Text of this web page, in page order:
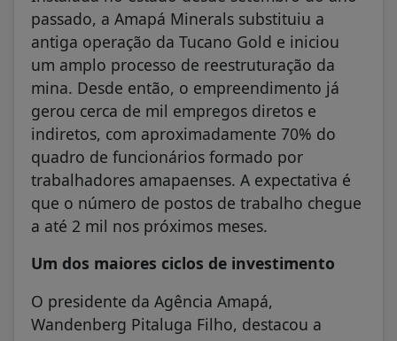
passado, a Amapá Minerals substituiu a
antiga operação da Tucano Gold e iniciou
um amplo processo de reestruturação da
mina. Desde então, o empreendimento já
gerou cerca de mil empregos diretos e
indiretos, com aproximadamente 70% do
quadro de funcionários formado por
trabalhadores amapaenses. A expectativa é
que o número de postos de trabalho chegue
a até 2 mil nos próximos meses.
Um dos maiores ciclos de investimento
O presidente da Agência Amapá,
Wandenberg Pitaluga Filho, destacou a